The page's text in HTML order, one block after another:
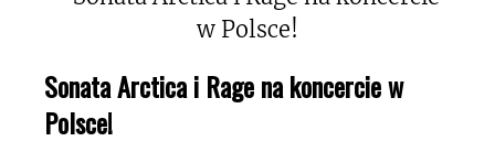
Sonata Arctica i Rage na koncercie w
Polsce!